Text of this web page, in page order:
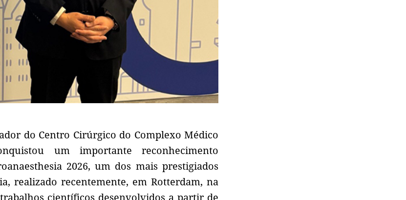
do Centro Cirúrgico do Complexo Médico
um importante reconhecimento
2026, um dos mais prestigiados
realizado recentemente, em Rotterdam, na
científicos desenvolvidos a partir de